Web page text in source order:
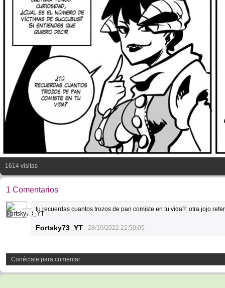
1614 visitas
1 Comentarios
3
tu recuerdas cuantos trozos de pan comiste en tu vida?: otra jojo
Fortsky73_YT 28/10/2022 22:50:05
Conéctate para comentar